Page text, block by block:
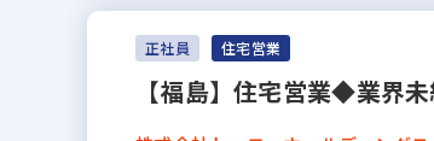
正社員 住宅営業
【福島】住宅営業◆業界